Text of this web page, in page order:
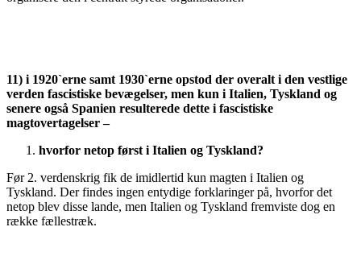
11) i 1920`erne samt 1930`erne opstod der overalt i den vestlige
verden fascistiske bevægelser, men kun i Italien, Tyskland og
senere også Spanien resulterede dette i fascistiske
magtovertagelser –
hvorfor netop først i Italien og Tyskland?
Før 2. verdenskrig fik de imidlertid kun magten i Italien og
Tyskland. Der findes ingen entydige forklaringer på, hvorfor det
netop blev disse lande, men Italien og Tyskland fremviste dog en
række fællestræk.